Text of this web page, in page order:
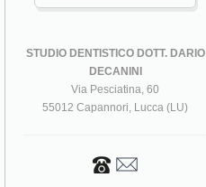
STUDIO DENTISTICO DOTT. DARIO
DECANINI
Via Pesciatina, 60
55012 Capannori, Lucca (LU)